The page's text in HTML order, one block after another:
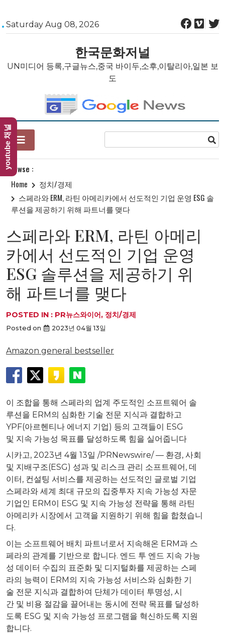
Skip
to
Saturday Aug 08, 2026
한국문화저널
UN미디어 등록,구글뉴스,중국 바이두,소후,이탈리아,일본 보
도
Browse :
Home
정치/경제
스페라와 ERM, 라틴 아메리카에서 선도적인 기업 운영 ESG 솔
루션을 제공하기 위해 파트너를 맺다
스페라와 ERM, 라틴 아메리
카에서 선도적인 기업 운영
ESG 솔루션을 제공하기 위
해 파트너를 맺다
POSTED IN : PR뉴스와이어, 정치/경제
Posted on 2023년 04월 13일
Amazon general bestseller
이 조합을 통해 스페라의 업계 주도적인 소프트웨어 솔
루션을 ERM의 심화한 기술 전문 지식과 결합하고
YPF(아르헨티나 에너지 기업) 등의 고객들이 ESG
및 지속 가능성 목표를 달성하도록 힘을 실어줍니다
시카고, 2023년 4월 13일 /PRNewswire/ — 환경, 사회
및 지배구조(ESG) 성과 및 리스크 관리 소프트웨어, 데
이터, 컨설팅 서비스를 제공하는 선도적인 글로벌 기업
스페라와 세계 최대 규모의 집중투자 지속 가능성 자문
기업인 ERM이 ESG 및 지속 가능성 전략을 통해 라틴
아메리카 시장에서 고객을 지원하기 위해 힘을 합쳤습니
다.
이는 소프트웨어 배치 파트너로서 지속해온 ERM과 스
페라의 관계를 기반으로 합니다. 엔드 투 엔드 지속 가능
성 데이터 수집의 표준화 및 디지털화를 제공하는 스페
라의 능력이 ERM의 지속 가능성 서비스와 심화한 기
술 전문 지식과 결합하여 단체가 데이터 투명성, 시
간 및 비용 절감을 끌어내는 동시에 전략 목표를 달성하
도록 ESG 및 지속 가능성 프로그램을 혁신하도록 지원
합니다.
youtube 채널